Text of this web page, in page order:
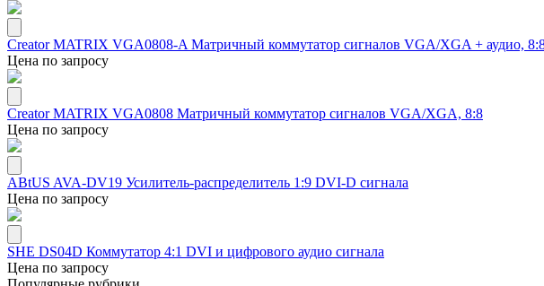
Creator MATRIX VGA0808-A Матричный коммутатор сигналов VGA/XGA + аудио,
Цена по запросу
Creator MATRIX VGA0808 Матричный коммутатор сигналов VGA/XGA, 8:8
Цена по запросу
ABtUS AVA-DV19 Усилитель-распределитель 1:9 DVI-D сигнала
Цена по запросу
SHE DS04D Коммутатор 4:1 DVI и цифрового аудио сигнала
Цена по запросу